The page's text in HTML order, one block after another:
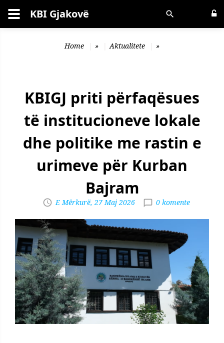
Kërko KBI Gjakovë
Home » Aktualitete »
KBIGJ priti përfaqësues
të institucioneve lokale
dhe politike me rastin e
urimeve për Kurban
Bajram
E Mërkurë, 27 Maj 2026 0 komente